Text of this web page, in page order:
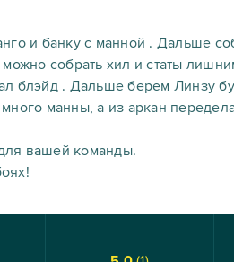
и банку с манной . Дальше
собрать хил и статы
блэйд . Дальше берем Линзу
много манны, а из аркан
вашей команды.